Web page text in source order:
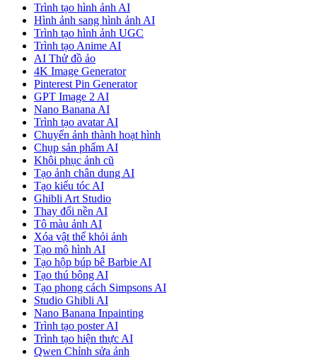
Trình tạo hình ảnh AI
Hình ảnh sang hình ảnh AI
Trình tạo hình ảnh UGC
Trình tạo Anime AI
AI Thử đồ ảo
4K Image Generator
Pinterest Pin Generator
GPT Image 2 AI
Nano Banana AI
Trình tạo avatar AI
Chuyển ảnh thành hoạt hình
Chụp sản phẩm AI
Khôi phục ảnh cũ
Tạo ảnh chân dung AI
Tạo kiểu tóc AI
Ghibli Art Studio
Thay đổi nền AI
Tô màu ảnh AI
Xóa vật thể khỏi ảnh
Tạo mô hình AI
Tạo hộp búp bê Barbie AI
Tạo thú bông AI
Tạo phong cách Simpsons AI
Studio Ghibli AI
Nano Banana Inpainting
Trình tạo poster AI
Trình tạo hiện thực AI
Qwen Chỉnh sửa ảnh